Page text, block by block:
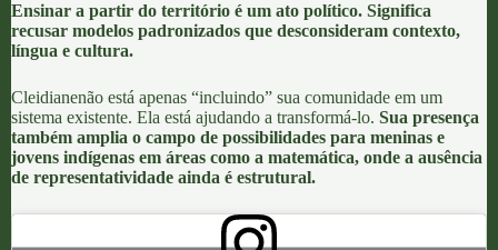
Ensinar a partir do território é um ato político. Significa
recusar modelos padronizados que desconsideram contexto,
língua e cultura.
Cleidianenão está apenas “incluindo” sua comunidade em um
sistema existente. Ela está ajudando a transformá-lo. Sua presença
também amplia o campo de possibilidades para meninas e
jovens indígenas em áreas como a matemática, onde a ausência
de representatividade ainda é estrutural.